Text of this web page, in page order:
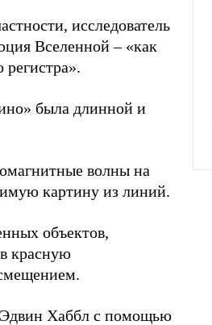
исследователь
Вселенной – «как
была длинной и
волны на
картину из линий.
объектов,
красную
Эдвин Хаббл с помощью